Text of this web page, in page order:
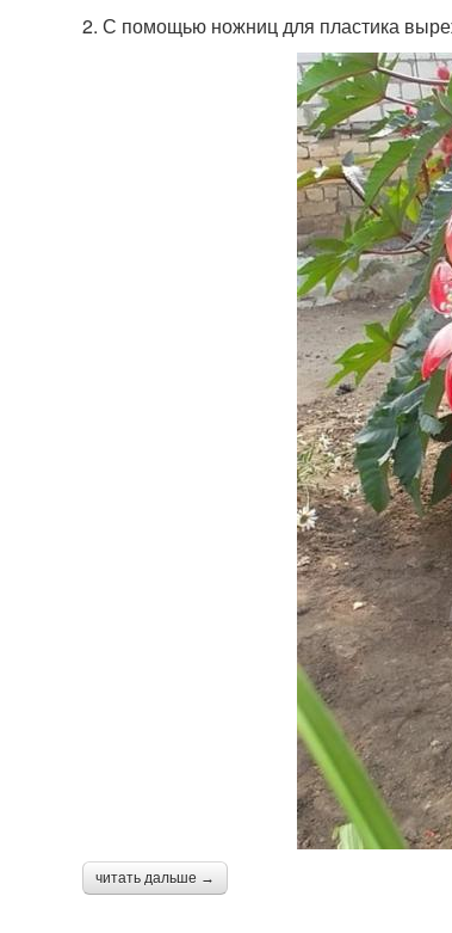
2. С помощью ножниц для пластика
читать дальше →